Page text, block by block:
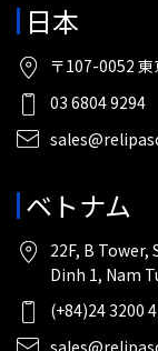
日本
〒107-0052
03 6804 9294
ベトナム
22F, B
Dinh 1, Nam
(+84)24 3200